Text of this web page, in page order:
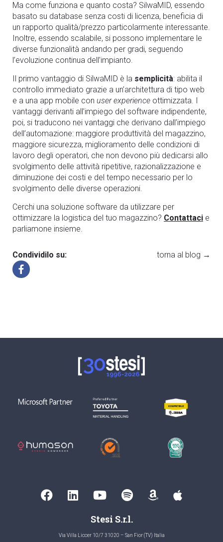
Ma come funziona e quanto costa? SilwaMID, essendo
basato su database senza costi di licenza, beneficia di
un rapporto qualità/prezzo particolarmente interessante.
Inoltre, essendo scalabile, si possono implementare le
diverse funzionalità andando per gradi, seguendo
l’evoluzione continua dell’impianto.
Il primo vantaggio di SilwaMID è la semplicità: abilita il
controllo immediato grazie a un’architettura di tipo web
e a una app mobile con user experience ottimizzata. I
vantaggi derivanti all’impiego del software indipendente,
poi, si traducono nei vantaggi che derivano dall’impiego
dell’automazione: maggiore produttività del magazzino,
maggiore sicurezza, miglioramento delle condizioni di
lavoro degli operatori, che non devono più dedicarsi allo
svolgimento delle attività ripetitive, razionalizzazione e
diminuzione dei costi e del tempo necessario per lo
svolgimento delle diverse operazioni.
Cerchi una soluzione software da utilizzare per
ottimizzare la logistica del tuo magazzino? Contattaci e
parliamone insieme.
Condividilo su: torna al blog →
Stesi S.r.l.
Via Villa Liccer 10/7 31020 – San Fior (TV) Italia